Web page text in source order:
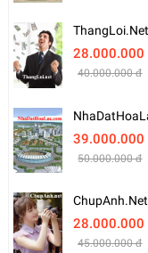
ThangLoi.net
28.000.000
40.000.000 đ
39.000.000
50.000.000 đ
ChupAnh.net
28.000.000
45.000.000 đ